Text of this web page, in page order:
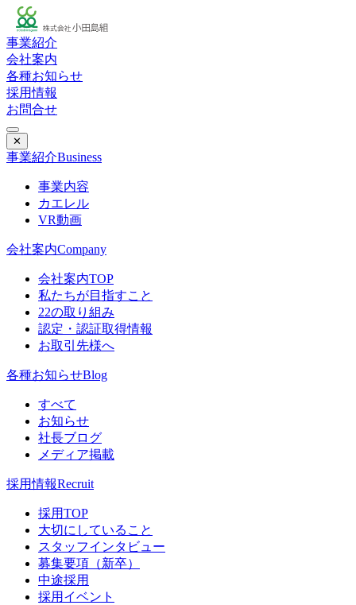
事業紹介
会社案内
各種お知らせ
採用情報
お問合せ
✕
事業紹介Business
事業内容
カエレル
VR動画
会社案内Company
会社案内TOP
私たちが目指すこと
22の取り組み
認定・認証取得情報
お取引先様へ
各種お知らせBlog
すべて
お知らせ
社長ブログ
メディア掲載
採用情報Recruit
採用TOP
大切にしていること
スタッフインタビュー
募集要項（新卒）
中途採用
採用イベント